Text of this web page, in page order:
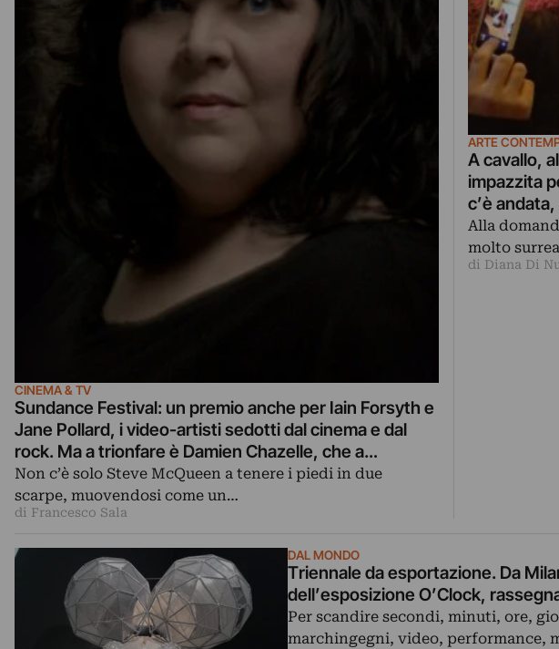
CINEMA & TV
Sundance Festival: un premio anche per Iain Forsyth e
Jane Pollard, i video-artisti sedotti dal cinema e dal
rock. Ma a trionfare è Damien Chazelle, che a
nemmeno trent’anni si candida a next big thing del
cinema internazionale
Non c’è solo Steve McQueen a tenere i piedi in due
scarpe, muovendosi come un…
di Francesco Sala
ARTE
A cavallo,
impazzita
c’è
Alla
molto
di Diana Di
DAL MONDO
Triennale da esportazione. Da
dell’esposizione O’Clock,
Per scandire secondi, minuti, ore,
marchingegni, video, performance,